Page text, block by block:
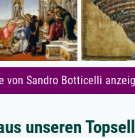
von Sandro Botticelli
unseren